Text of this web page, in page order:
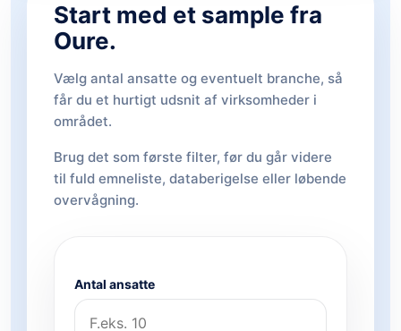
Start med et sample fra
Oure.
Vælg antal ansatte og eventuelt branche, så
får du et hurtigt udsnit af virksomheder i
området.
Brug det som første filter, før du går videre
til fuld emneliste, databerigelse eller løbende
overvågning.
Antal ansatte